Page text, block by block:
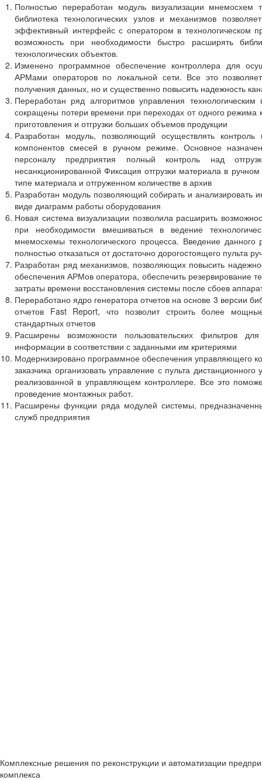
Полностью переработан модуль визуализации мнемосхем
библиотека технологических узлов и механизмов
эффективный интерфейс с оператором в технологическом
возможность при необходимости быстро расширять
технологических объектов.
Изменено программное обеспечение контроллера для
АРМами операторов по локальной сети. Все это
получения данных, но и существенно повысить надежность
Переработан ряд алгоритмов управления
сокращены потери времени при переходах от одного режима
приготовления и отгрузки больших объемов продукции
Разработан модуль, позволяющий осуществлять
компонентов смесей в ручном режиме. Основное
персоналу предприятия полный контроль над
несанкционированной Фиксация отгрузки материала в
типе материала и отгруженном количестве в архив
Разработан модуль позволяющий собирать и
виде диаграмм работы оборудования
Новая система визуализации позволила расширить
при необходимости вмешиваться в ведение
мнемосхемы технологического процесса. Введение
полностью отказаться от достаточно дорогостоящего пульта
Разработан ряд механизмов, позволяющих повысить
обеспечения АРМов оператора, обеспечить резервирование
затраты времени восстановления системы после сбоев
Переработано ядро генератора отчетов на основе 3 версии
отчетов Fast Report, что позволит строить более
стандартных отчетов
Расширены возможности пользовательских фильтров
информации в соответствии с заданными им критериями
Модернизировано программное обеспечения управляющего
заказчика организовать управление с пульта
реализованной в управляющем контроллере. Все это
проведение монтажных работ.
Расширены функции ряда модулей системы,
служб предприятия
Комплексные решения по реконструкции и автоматизации
комплекса